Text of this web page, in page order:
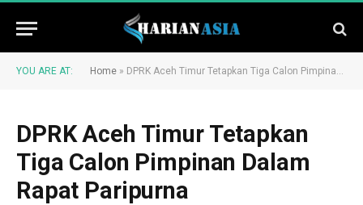
YOU ARE AT: Home » DPRK Aceh Timur Tetapkan Tiga Calon Pimpinan Dalam Rapat Paripurna
DPRK Aceh Timur Tetapkan
Tiga Calon Pimpinan Dalam
Rapat Paripurna